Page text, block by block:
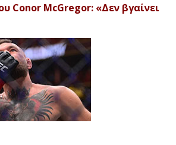
Conor McGregor: «Δεν βγαίνει